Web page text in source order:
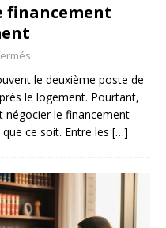
financement
le deuxième poste de
le logement. Pourtant,
négocier le financement
ce soit. Entre les […]